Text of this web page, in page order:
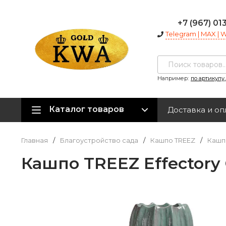
+7 (967)
Telegram | MAX |
Например: по
Каталог товаров Доставка и
Главная / Благоустройство сада / Кашпо TREEZ /
Кашпо TREEZ